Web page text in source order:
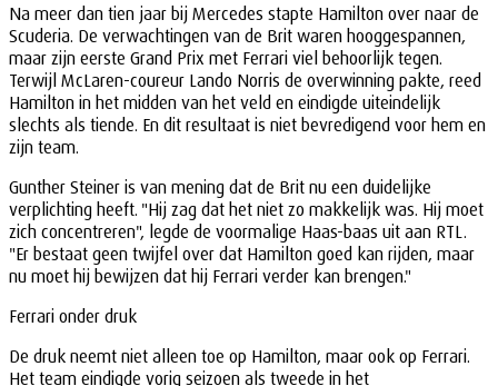
Na meer dan tien jaar bij Mercedes stapte Hamilton over naar de
Scuderia. De verwachtingen van de Brit waren hooggespannen,
maar zijn eerste Grand Prix met Ferrari viel behoorlijk tegen.
Terwijl McLaren-coureur Lando Norris de overwinning pakte, reed
Hamilton in het midden van het veld en eindigde uiteindelijk
slechts als tiende. En dit resultaat is niet bevredigend voor hem en
zijn team.
Gunther Steiner is van mening dat de Brit nu een duidelijke
verplichting heeft. "Hij zag dat het niet zo makkelijk was. Hij moet
zich concentreren", legde de voormalige Haas-baas uit aan RTL.
"Er bestaat geen twijfel over dat Hamilton goed kan rijden, maar
nu moet hij bewijzen dat hij Ferrari verder kan brengen."
Ferrari onder druk
De druk neemt niet alleen toe op Hamilton, maar ook op Ferrari.
Het team eindigde vorig seizoen als tweede in het